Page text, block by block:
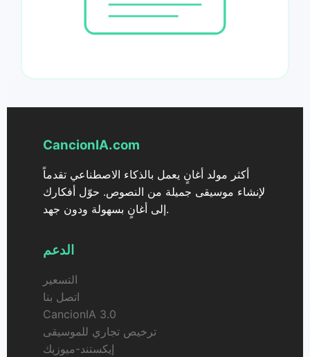
CancionIA.com
أكثر مولد أغانٍ يعمل بالذكاء الاصطناعي تقدماً
لإنشاء موسيقى جميلة من النصوص. حوّل أفكارك
إلى أغانٍ بسهولة ودون جهد.
الدعم
التسعير
اتصل بنا
CancionIA 3.0
ترخيص تجاري للموسيقى
إيكستند-ميوزيك